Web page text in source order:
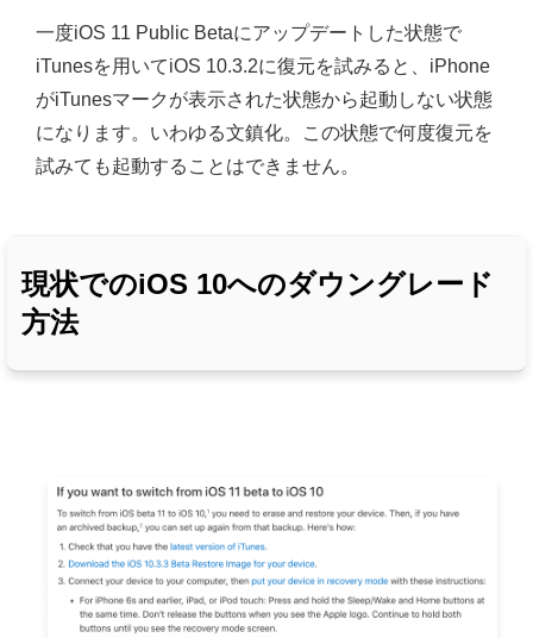
一度iOS 11 Public Betaにアップデートした状態で
iTunesを用いてiOS 10.3.2に復元を試みると、iPhone
がiTunesマークが表示された状態から起動しない状態
になります。いわゆる文鎮化。この状態で何度復元を
試みても起動することはできません。
現状でのiOS 10へのダウングレード
方法